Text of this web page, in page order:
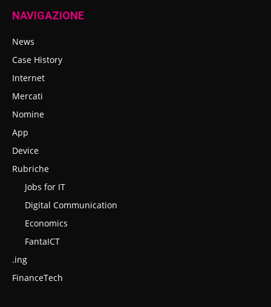
NAVIGAZIONE
News
Case History
Internet
Mercati
Nomine
App
Device
Rubriche
Jobs for IT
Digital Communication
Economics
FantaICT
.ing
FinanceTech